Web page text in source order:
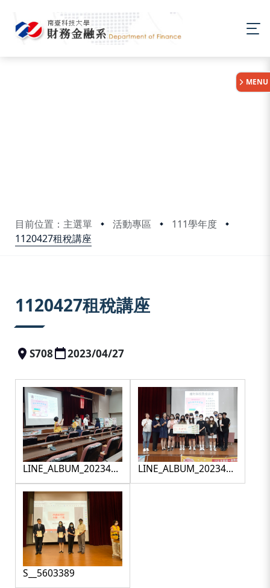
目前位置：主選單 活動專區
111學年度
1120427租稅講座
MENU
1120427租稅講座
S708 2023/04/27
LINE_ALBUM_2023427
租稅講座_230428_18
LINE_ALBUM_2023427
租稅講座_230428_34
S__5603389